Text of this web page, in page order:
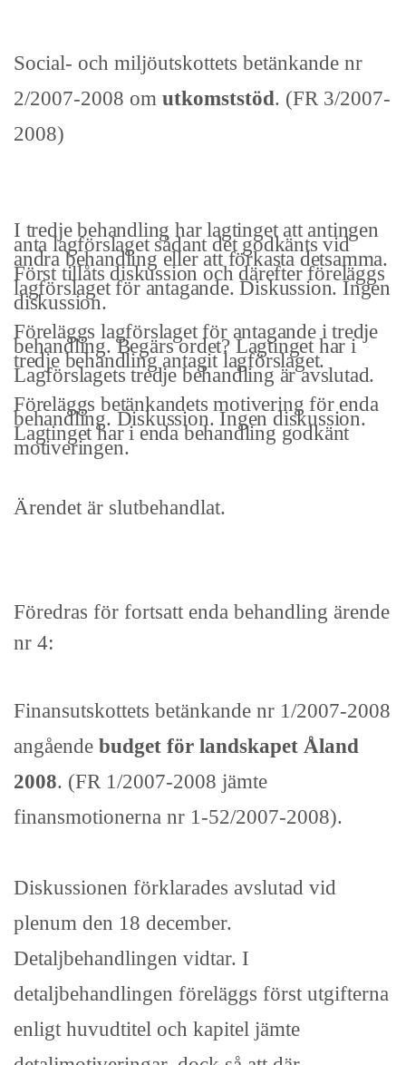
Social- och miljöutskottets betänkande nr
2/2007-2008 om utkomststöd. (FR 3/2007-
2008)
I tredje behandling har lagtinget att antingen
anta lagförslaget sådant det godkänts vid
andra behandling eller att förkasta detsamma.
Först tillåts diskussion och därefter föreläggs
lag­förslaget för antagande. Diskussion. Ingen
diskussion.
Föreläggs lagförslaget för antagande i tredje
behandling. Begärs ordet? Lag­tinget har i
tredje behandling antagit lagförslaget.
Lagförslagets tredje behandling är avslutad.
Föreläggs betänkandets motivering för enda
be­handling. Diskussion. Ingen diskussion.
Lagtinget har i enda behandling godkänt
motiveringen.
Ärendet är slutbehandlat.
Föredras för fortsatt enda behandling ärende
nr 4:
Finansutskottets betänkande nr 1/2007-2008
angående budget för landskapet Åland
2008. (FR 1/2007-2008 jämte
finansmotionerna nr 1-52/2007-2008).
Diskussionen förklarades avslutad vid
plenum den 18 december.
Detaljbehandlingen vidtar. I
detaljbehandlingen föreläggs först utgifterna
enligt huvudtitel och kapitel jämte